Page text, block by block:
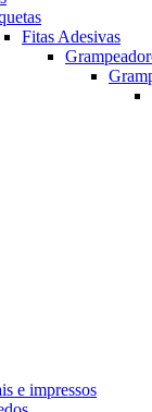
Fitas Adesivas
e impressos